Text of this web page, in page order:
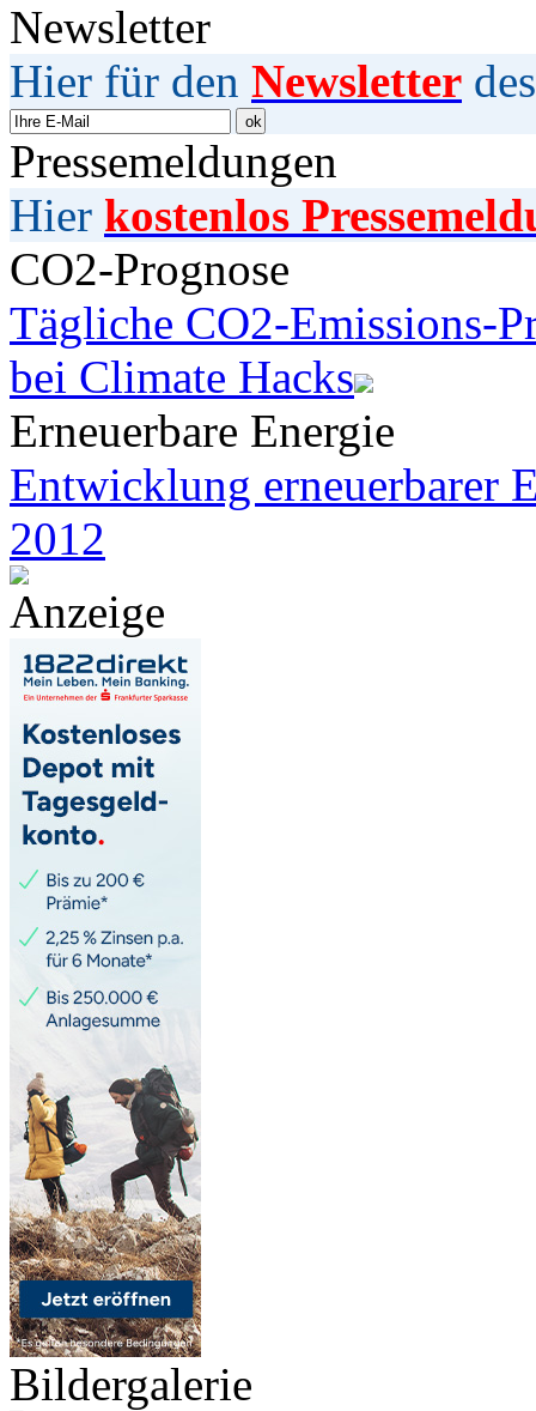
Newsletter
Hier für den Newsletter
Pressemeldungen
Hier kostenlos
CO2-Prognose
Tägliche CO2-Emissions-
bei Climate Hacks
Erneuerbare Energie
Entwicklung erneuerbarer
2012
Anzeige
Bildergalerie